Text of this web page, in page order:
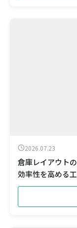
2026.07.23
倉庫レイアウト
効率性を高める